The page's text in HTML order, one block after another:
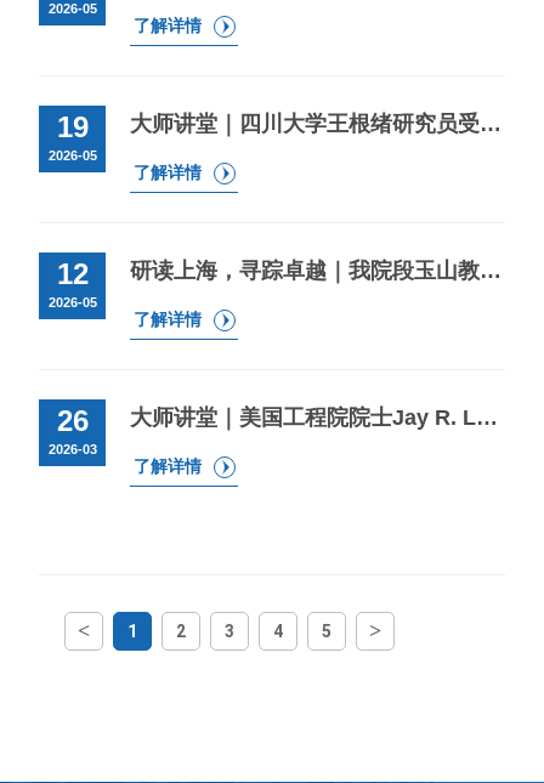
2026-05
了解详情
19
2026-05
大师讲堂｜四川大学王根绪研究员受邀至我院作学术报告
了解详情
12
2026-05
研读上海，寻踪卓越｜我院段玉山教授主编 《上海发展寻踪》重磅发布！
了解详情
26
2026-03
大师讲堂｜美国工程院院士Jay R. Lund教授受邀作关于美国加州水资源复杂系统的学术报告
了解详情
< 1 2 3 4 5 >